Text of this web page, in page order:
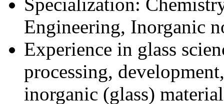
Engineering, Inorganic
Experience in glass
processing,
inorganic (glass)